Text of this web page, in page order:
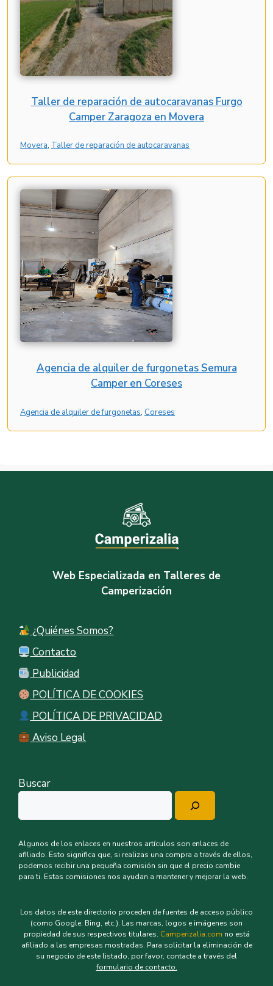
Taller de reparación de autocaravanas Furgo
Camper Zaragoza en Movera
Movera, Taller de reparación de autocaravanas
Agencia de alquiler de furgonetas Semura
Camper en Coreses
Agencia de alquiler de furgonetas, Coreses
Web Especializada en Talleres de
Camperización
¿Quiénes Somos?
Contacto
Publicidad
POLÍTICA DE COOKIES
POLÍTICA DE PRIVACIDAD
Aviso Legal
Buscar
Algunos de los enlaces en nuestros artículos son enlaces de
afiliado. Esto significa que, si realizas una compra a través de ellos,
podemos recibir una pequeña comisión sin que el precio cambie
para ti. Estas comisiones nos ayudan a mantener y mejorar la web.
Los datos de este directorio proceden de fuentes de acceso público
(como Google, Bing, etc.). Las marcas, logos e imágenes son
propiedad de sus respectivos titulares. Camperizalia.com no está
afiliado a las empresas mostradas. Para solicitar la eliminación de
su negocio de este listado, por favor, contacte a través del
formulario de contacto.